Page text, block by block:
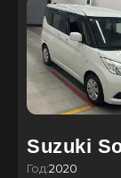
Suzuki
Год:2020